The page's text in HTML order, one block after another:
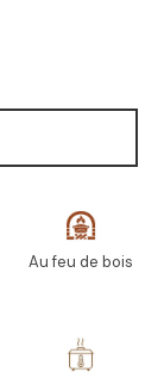
Au feu de bois